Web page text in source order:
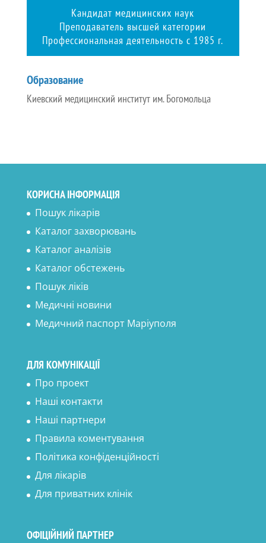
Кандидат медицинских наук
Преподаватель высшей категории
Профессиональная деятельность с 1985 г.
Образование
Киевский медицинский институт им. Богомольца
КОРИСНА ІНФОРМАЦІЯ
Пошук лікарів
Каталог захворювань
Каталог аналізів
Каталог обстежень
Пошук ліків
Медичні новини
Медичний паспорт Маріуполя
ДЛЯ КОМУНІКАЦІЇ
Про проект
Наші контакти
Наші партнери
Правила коментування
Політика конфіденційності
Для лікарів
Для приватних клінік
ОФІЦІЙНИЙ ПАРТНЕР